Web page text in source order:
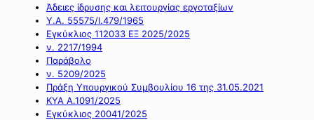
Άδειες ίδρυσης και λειτουργίας εργοταξίων
Υ.Α. 55575/Ι.479/1965
Εγκύκλιος 112033 ΕΞ 2025/2025
ν. 2217/1994
Παράβολο
ν. 5209/2025
Πράξη Υπουργικού Συμβουλίου 16 της 31.05.2021
ΚΥΑ Α.1091/2025
Εγκύκλιος 20041/2025